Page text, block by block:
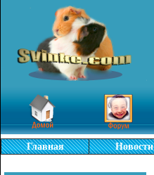
Главная Новости